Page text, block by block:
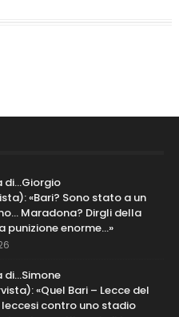
di…Giorgio
«Bari? Sono stato a un
Maradona? Dirgli della
punizione enorme…»
di…Simone
«Quel Bari – Lecce del
leccesi contro uno stadio